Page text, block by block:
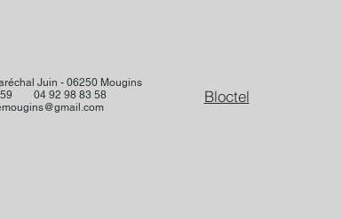
Juin - 06250 Mougins
59 04 92 98 83 58
Bloctel